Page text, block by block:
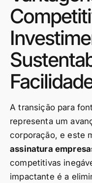
A transição para
representa um
corporação, e este
assinatura
competitivas
impactante é a